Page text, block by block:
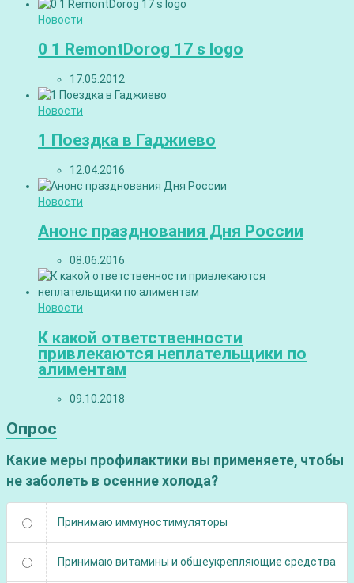
Новости
0 1 RemontDorog 17 s logo
17.05.2012
Новости
1 Поездка в Гаджиево
12.04.2016
Новости
Анонс празднования Дня России
08.06.2016
Новости
К какой ответственности
привлекаются неплательщики по
алиментам
09.10.2018
Опрос
Какие меры профилактики вы применяете, чтобы
не заболеть в осенние холода?
Принимаю иммуностимуляторы
Принимаю витамины и общеукрепляющие средства